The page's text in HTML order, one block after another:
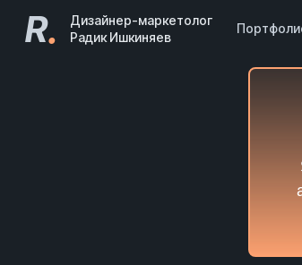
R.
Дизайнер-маркетолог
Радик Ишкиняев